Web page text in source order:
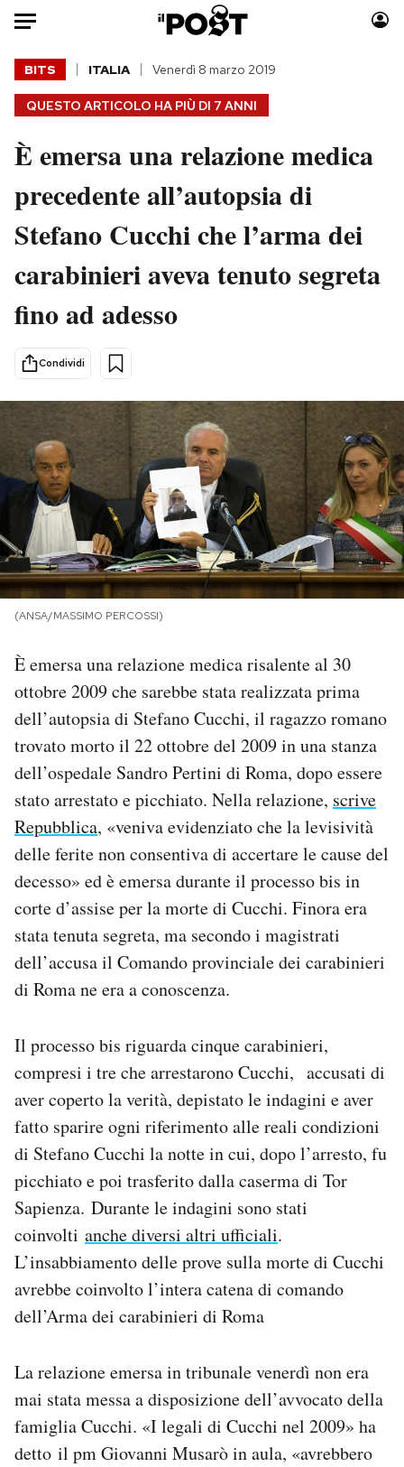
Auto
HOME
Italia
Politica
Tecnologia
Scienza
Cultura
Sport
Moda
Consumismi
Storie/Idee
Media
PODCAST
NEWSLETTER
I MIEI PREFERITI
SHOP
AREA PERSONALE
Area Personale
Newsletter
Notifiche mobile
Regala il Post
QUESTO ARTICOLO HA PIÙ DI 7 ANNI
BITS ITALIA Venerdì 8 marzo 2019
È emersa una relazione medica
precedente all’autopsia di
Stefano Cucchi che l’arma dei
carabinieri aveva tenuto segreta
fino ad adesso
Condividi
(ANSA/MASSIMO PERCOSSI)
È emersa una relazione medica risalente al 30
ottobre 2009 che sarebbe stata realizzata prima
dell’autopsia di Stefano Cucchi, il ragazzo romano
trovato morto il 22 ottobre del 2009 in una stanza
dell’ospedale Sandro Pertini di Roma, dopo essere
stato arrestato e picchiato. Nella relazione, scrive
Repubblica, «veniva evidenziato che la levisività
delle ferite non consentiva di accertare le cause del
decesso» ed è emersa durante il processo bis in
corte d’assise per la morte di Cucchi. Finora era
stata tenuta segreta, ma secondo i magistrati
dell’accusa il Comando provinciale dei carabinieri
di Roma ne era a conoscenza.
Il processo bis riguarda cinque carabinieri,
compresi i tre che arrestarono Cucchi, accusati di
aver coperto la verità, depistato le indagini e aver
fatto sparire ogni riferimento alle reali condizioni
di Stefano Cucchi la notte in cui, dopo l’arresto, fu
picchiato e poi trasferito dalla caserma di Tor
Sapienza. Durante le indagini sono stati
coinvolti anche diversi altri ufficiali.
L’insabbiamento delle prove sulla morte di Cucchi
avrebbe coinvolto l’intera catena di comando
dell’Arma dei carabinieri di Roma
La relazione emersa in tribunale venerdì non era
mai stata messa a disposizione dell’avvocato della
famiglia Cucchi. «I legali di Cucchi nel 2009» ha
detto il pm Giovanni Musarò in aula, «avrebbero